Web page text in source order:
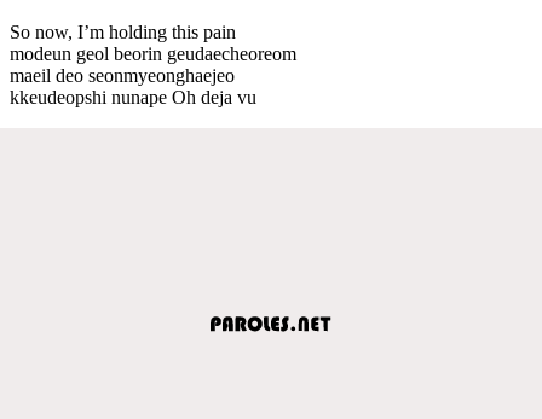
So now, I’m holding this pain
modeun geol beorin geudaecheoreom
maeil deo seonmyeonghaejeo
kkeudeopshi nunape Oh deja vu